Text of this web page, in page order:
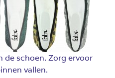
de schoen. Zorg ervoor
vallen.